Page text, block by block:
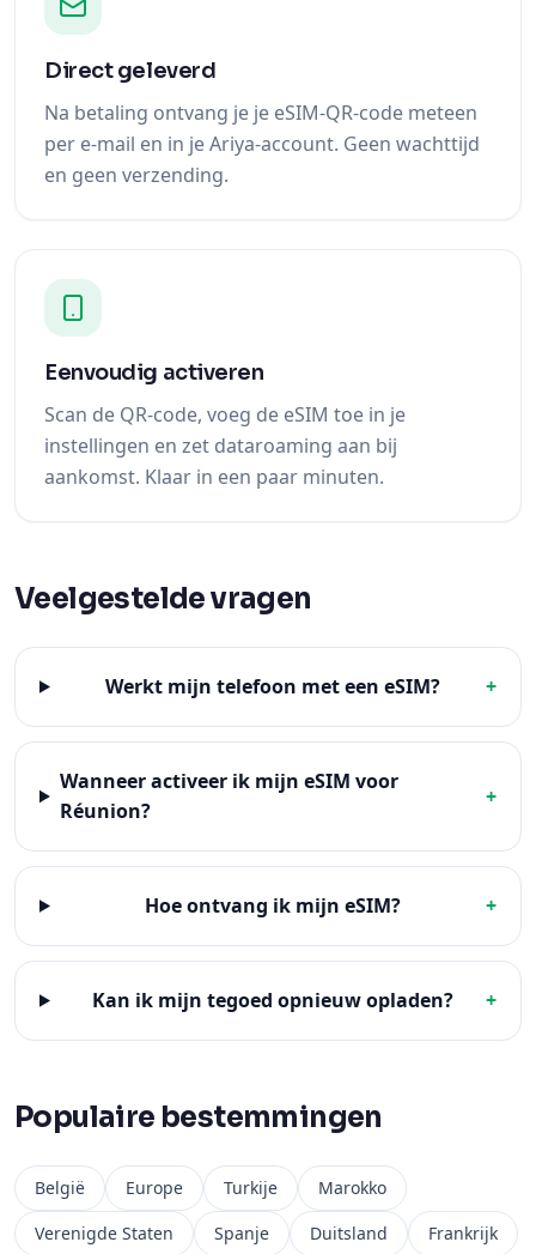
Direct geleverd
Na betaling ontvang je je eSIM-QR-code meteen
per e-mail en in je Ariya-account. Geen wachttijd
en geen verzending.
Eenvoudig activeren
Scan de QR-code, voeg de eSIM toe in je
instellingen en zet dataroaming aan bij
aankomst. Klaar in een paar minuten.
Veelgestelde vragen
Werkt mijn telefoon met een eSIM? +
Wanneer activeer ik mijn eSIM voor
Réunion?
+
Hoe ontvang ik mijn eSIM? +
Kan ik mijn tegoed opnieuw opladen? +
Populaire bestemmingen
België Europe Turkije
Marokko
Verenigde Staten
Spanje Duitsland Frankrijk